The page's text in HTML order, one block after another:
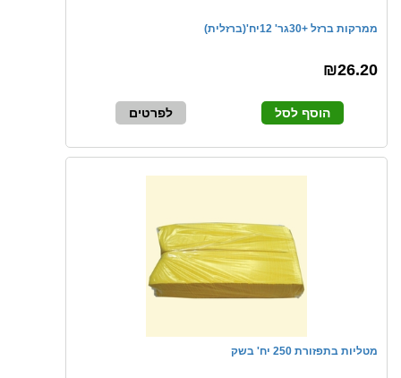
ממרקות ברזל +30גר' 12יח'(ברזלית)
₪26.20
הוסף לסל לפרטים
מטליות בתפזורת 250 יח' בשק